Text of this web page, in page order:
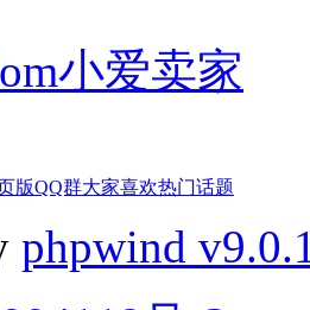
小爱卖家
版QQ群大家喜欢热门话题
phpwind